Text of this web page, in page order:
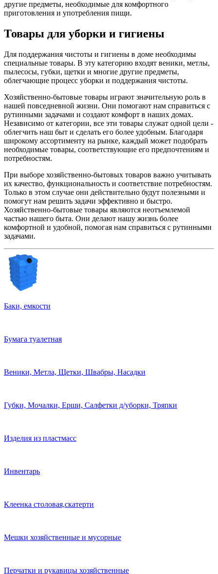
другие предметы, необходимые для комфортного
приготовления и употребления пищи.
Товары для уборки и гигиены
Для поддержания чистоты и гигиены в доме необходимы
специальные товары. В эту категорию входят веники, метлы,
пылесосы, губки, щетки и многие другие предметы,
облегчающие процесс уборки и поддержания чистоты.
Хозяйственно-бытовые товары играют значительную роль в
нашей повседневной жизни. Они помогают нам справиться с
рутинными задачами и создают комфорт в наших домах.
Независимо от категории, все эти товары служат одной цели -
облегчить наш быт и сделать его более удобным. Благодаря
широкому ассортименту на рынке, каждый может подобрать
необходимые товары, соответствующие его предпочтениям и
потребностям.
При выборе хозяйственно-бытовых товаров важно учитывать
их качество, функциональность и соответствие потребностям.
Только в этом случае они действительно будут полезными и
помогут нам решить задачи эффективно и быстро.
Хозяйственно-бытовые товары являются неотъемлемой
частью нашего быта. Они делают нашу жизнь более
комфортной и удобной, помогая нам справиться с рутинными
задачами.
Баки, емкости
Бумага туалетная
Веники, Метла, Щетки, Швабры, Насадки
Губки, Мочалки, Ерши, Салфетки д/уборки, Тряпки
Изделия из пластмасс
Инвентарь
Клеенка столовая,скатерти
Мешки хозяйственные и мусорные
Перчатки и рукавицы хозяйственные